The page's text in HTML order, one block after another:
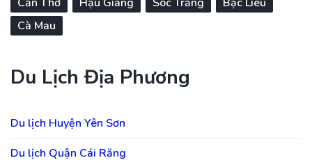
Cần Thơ
Hậu Giang Sóc Trăng
Bạc Liêu
Cà Mau
Du Lịch Địa Phương
Du lịch Huyện Yên Sơn
Du lịch Quận Cái Răng